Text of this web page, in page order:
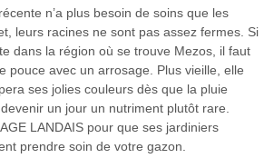
n’a plus besoin de soins que les
leurs racines ne sont pas assez fermes. Si
dans la région où se trouve Mezos, il faut
pouce avec un arrosage. Plus vieille, elle
ses jolies couleurs dès que la pluie
un jour un nutriment plutôt rare.
LANDAIS pour que ses jardiniers
prendre soin de votre gazon.